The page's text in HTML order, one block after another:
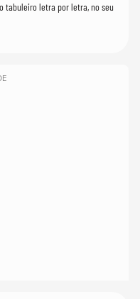
tabuleiro letra por letra, no seu